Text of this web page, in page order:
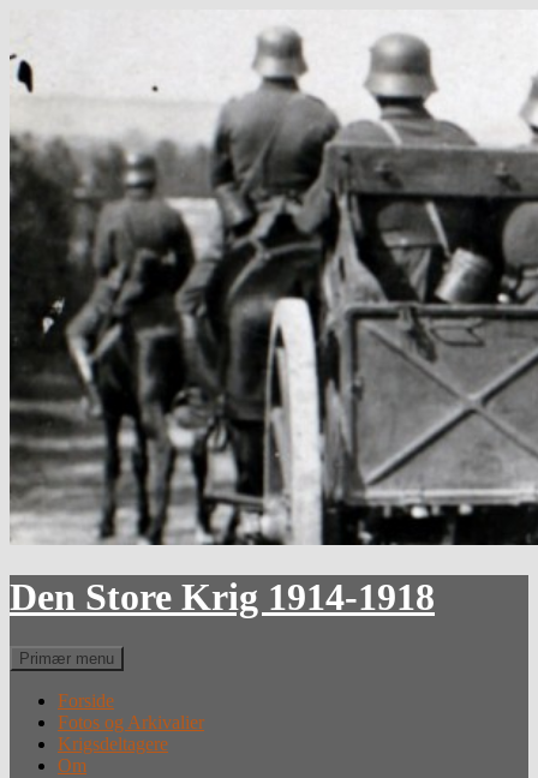
indhold
Den Store Krig 1914-1918
Søg
Primær menu
Forside
Fotos og Arkivalier
Krigsdeltagere
Om